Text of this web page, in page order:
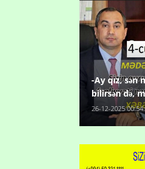
-Ay qız, sən
bilirsən də,
26-12-2025